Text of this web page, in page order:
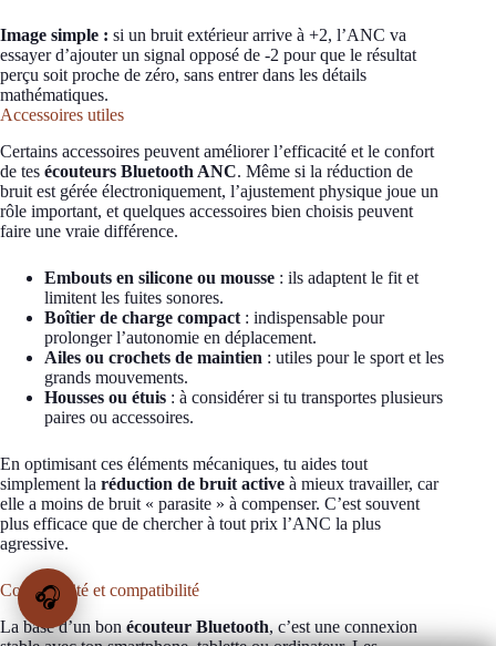
Image simple : si un bruit extérieur arrive à +2, l’ANC va
essayer d’ajouter un signal opposé de -2 pour que le résultat
perçu soit proche de zéro, sans entrer dans les détails
mathématiques.
Accessoires utiles
Certains accessoires peuvent améliorer l’efficacité et le confort
de tes écouteurs Bluetooth ANC. Même si la réduction de
bruit est gérée électroniquement, l’ajustement physique joue un
rôle important, et quelques accessoires bien choisis peuvent
faire une vraie différence.
Embouts en silicone ou mousse : ils adaptent le fit et
limitent les fuites sonores.
Boîtier de charge compact : indispensable pour
prolonger l’autonomie en déplacement.
Ailes ou crochets de maintien : utiles pour le sport et les
grands mouvements.
Housses ou étuis : à considérer si tu transportes plusieurs
paires ou accessoires.
En optimisant ces éléments mécaniques, tu aides tout
simplement la réduction de bruit active à mieux travailler, car
elle a moins de bruit « parasite » à compenser. C’est souvent
plus efficace que de chercher à tout prix l’ANC la plus
agressive.
Connectivité et compatibilité
La base d’un bon écouteur Bluetooth, c’est une connexion
🎧